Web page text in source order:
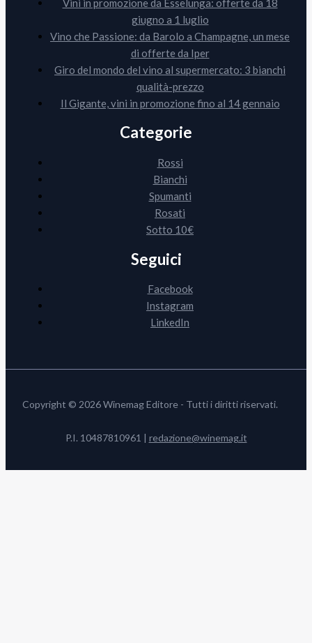
Vini in promozione da Esselunga: offerte da 18
giugno a 1 luglio
Vino che Passione: da Barolo a Champagne, un mese
di offerte da Iper
Giro del mondo del vino al supermercato: 3 bianchi
qualità-prezzo
Il Gigante, vini in promozione fino al 14 gennaio
Categorie
Rossi
Bianchi
Spumanti
Rosati
Sotto 10€
Seguici
Facebook
Instagram
LinkedIn
Copyright © 2026 Winemag Editore - Tutti i diritti riservati.
P.I. 10487810961 | redazione@winemag.it